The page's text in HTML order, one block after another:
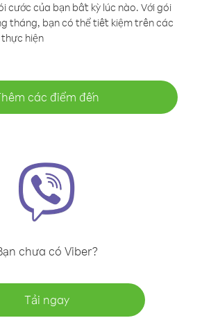
cước của bạn bất kỳ lúc nào. Với gói
tháng, bạn có thể tiết kiệm trên các
hiện
các điểm đến
chưa có Viber?
Tải ngay